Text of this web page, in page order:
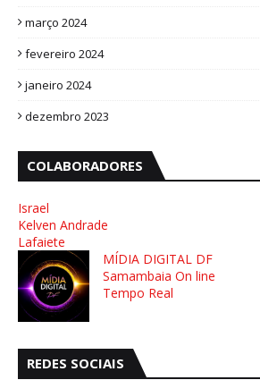
março 2024
fevereiro 2024
janeiro 2024
dezembro 2023
COLABORADORES
Israel
Kelven Andrade
Lafaiete
MÍDIA DIGITAL DF
Samambaia On line
Tempo Real
REDES SOCIAIS